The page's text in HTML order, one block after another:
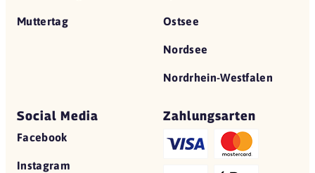
Muttertag Ostsee
Nordsee
Nordrhein-Westfalen
Social Media
Facebook
Instagram
Zahlungsarten